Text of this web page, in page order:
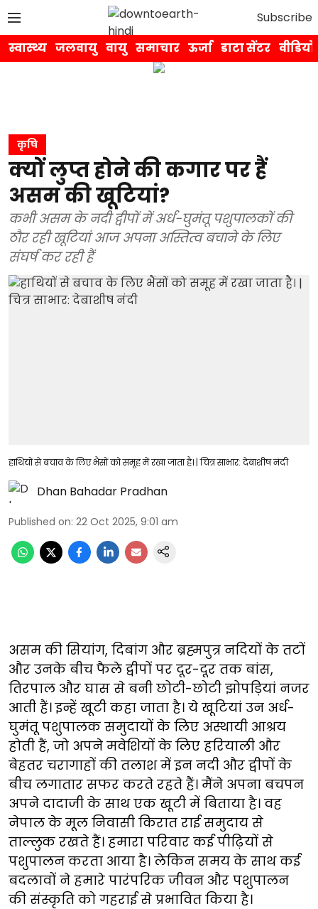
Subscribe
स्वास्थ्य जलवायु वायु समाचार ऊर्जा डाटा सेंटर वीडियो
कृषि
क्यों लुप्त होने की कगार पर हैं
असम की खूटियां?
कभी असम के नदी द्वीपों में अर्ध-घुमंतू पशुपालकों की
ठौर रही खूटियां आज अपना अस्तित्व बचाने के लिए
संघर्ष कर रही हैं
हाथियों से बचाव के लिए भैंसों को समूह में रखा जाता है। | चित्र साभार: देबाशीष नंदी
Dhan Bahadar Pradhan
Published on: 22 Oct 2025, 9:01 am
असम की सियांग, दिबांग और ब्रह्मपुत्र नदियों के तटों
और उनके बीच फैले द्वीपों पर दूर-दूर तक बांस,
तिरपाल और घास से बनी छोटी-छोटी झोपड़ियां नजर
आती हैं। इन्हें खूटी कहा जाता है। ये खूटियां उन अर्ध-
घुमंतू पशुपालक समुदायों के लिए अस्थायी आश्रय
होती हैं, जो अपने मवेशियों के लिए हरियाली और
बेहतर चरागाहों की तलाश में इन नदी और द्वीपों के
बीच लगातार सफर करते रहते हैं। मैंने अपना बचपन
अपने दादाजी के साथ एक खूटी में बिताया है। वह
नेपाल के मूल निवासी किरात राई समुदाय से
ताल्लुक रखते हैं। हमारा परिवार कई पीढ़ियों से
पशुपालन करता आया है। लेकिन समय के साथ कई
बदलावों ने हमारे पारंपरिक जीवन और पशुपालन
की संस्कृति को गहराई से प्रभावित किया है।